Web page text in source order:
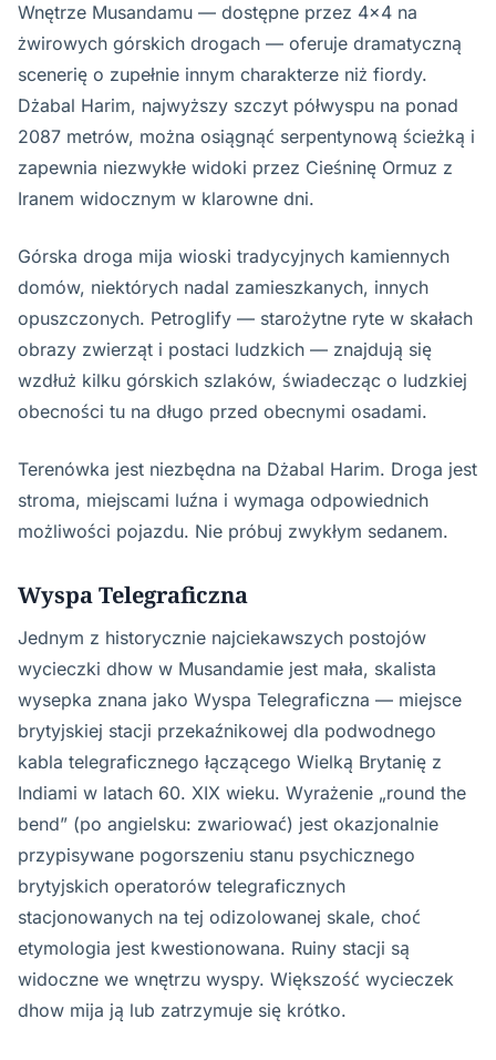
Wnętrze Musandamu — dostępne przez 4x4 na
żwirowych górskich drogach — oferuje dramatyczną
scenerię o zupełnie innym charakterze niż fiordy.
Dżabal Harim, najwyższy szczyt półwyspu na ponad
2087 metrów, można osiągnąć serpentynową ścieżką i
zapewnia niezwykłe widoki przez Cieśninę Ormuz z
Iranem widocznym w klarowne dni.
Górska droga mija wioski tradycyjnych kamiennych
domów, niektórych nadal zamieszkanych, innych
opuszczonych. Petroglify — starożytne ryte w skałach
obrazy zwierząt i postaci ludzkich — znajdują się
wzdłuż kilku górskich szlaków, świadecząc o ludzkiej
obecności tu na długo przed obecnymi osadami.
Terenówka jest niezbędna na Dżabal Harim. Droga jest
stroma, miejscami luźna i wymaga odpowiednich
możliwości pojazdu. Nie próbuj zwykłym sedanem.
Wyspa Telegraficzna
Jednym z historycznie najciekawszych postojów
wycieczki dhow w Musandamie jest mała, skalista
wysepka znana jako Wyspa Telegraficzna — miejsce
brytyjskiej stacji przekaźnikowej dla podwodnego
kabla telegraficznego łączącego Wielką Brytanię z
Indiami w latach 60. XIX wieku. Wyrażenie „round the
bend” (po angielsku: zwariować) jest okazjonalnie
przypisywane pogorszeniu stanu psychicznego
brytyjskich operatorów telegraficznych
stacjonowanych na tej odizolowanej skale, choć
etymologia jest kwestionowana. Ruiny stacji są
widoczne we wnętrzu wyspy. Większość wycieczek
dhow mija ją lub zatrzymuje się krótko.